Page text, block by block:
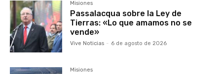
Misiones
Passalacqua sobre la Ley de
Tierras: «Lo que amamos no se
vende»
Vive Noticias - 6 de agosto de 2026
Misiones